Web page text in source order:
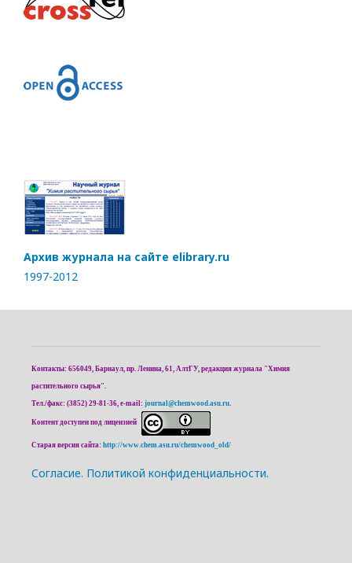
Архив журнала на сайте elibrary.ru
1997-2012
Контакты: 656049, Барнаул, пр. Ленина, 61, АлтГУ, редакция журнала "Химия
растительного сырья".
Тел./факс: (3852) 29-81-36, e-mail: journal@chemwood.asu.ru
Контент доступен под лицензией
Старая версия сайта: http://www.chem.asu.ru/chemwood_old/
Cогласие. Политикой конфиденциальности.